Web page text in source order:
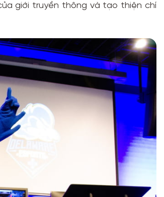
giới truyền thông và tạo thiện chí